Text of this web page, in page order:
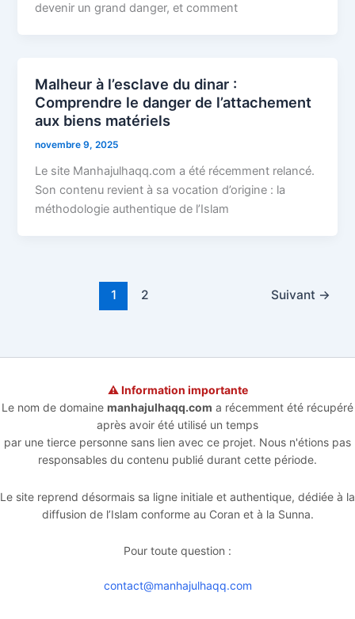
devenir un grand danger, et comment
Malheur à l’esclave du dinar :
Comprendre le danger de l’attachement
aux biens matériels
novembre 9, 2025
Le site Manhajulhaqq.com a été récemment relancé.
Son contenu revient à sa vocation d’origine : la
méthodologie authentique de l’Islam
1 2 Suivant →
⚠️ Information importante
Le nom de domaine manhajulhaqq.com a récemment été récupéré
après avoir été utilisé un temps
par une tierce personne sans lien avec ce projet. Nous n'étions pas
responsables du contenu publié durant cette période.
Le site reprend désormais sa ligne initiale et authentique, dédiée à la
diffusion de l’Islam conforme au Coran et à la Sunna.
Pour toute question :
contact@manhajulhaqq.com